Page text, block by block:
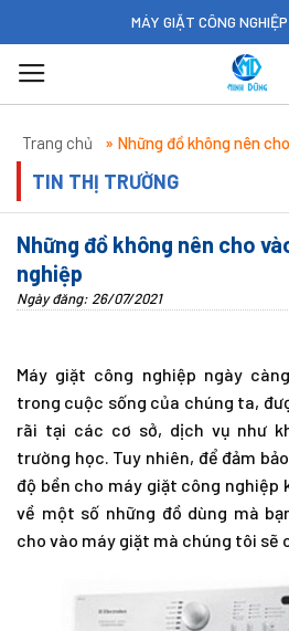
to
content
MÁY GIẶT CÔNG
Trang chủ » Những đồ không nên
TIN THỊ TRƯỜNG
Những đồ không nên cho
nghiệp
Ngày đăng: 26/07/2021
Máy giặt công nghiệp ngày
trong cuộc sống của chúng ta,
rãi tại các cơ sở, dịch vụ như
trường học. Tuy nhiên, để đảm
độ bền cho máy giặt công nghiệp
về một số những đồ dùng mà
cho vào máy giặt mà chúng tôi sẽ